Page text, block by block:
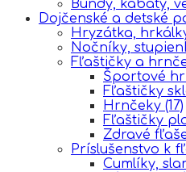
Bundy, kabáty,
Dojčenské a detské
Hryzátka,
Nočníky,
Fľaštičky a
Športové
Fľaštičky
Hrnčeky (17)
Fľaštičky
Zdravé
Príslušenstvo k
Cumlíky,